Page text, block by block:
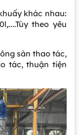
khác nhau:
theo yêu
sàn thao tác,
tác, thuận tiện